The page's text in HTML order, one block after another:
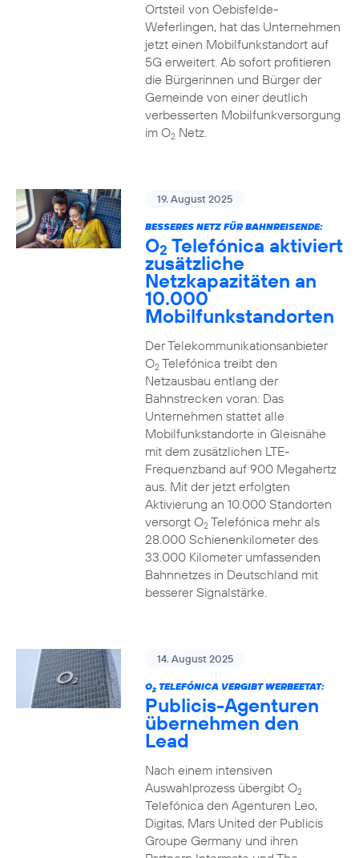
Ortsteil von Oebisfelde-
Weferlingen, hat das Unternehmen
jetzt einen Mobilfunkstandort auf
5G erweitert. Ab sofort profitieren
die Bürgerinnen und Bürger der
Gemeinde von einer deutlich
verbesserten Mobilfunkversorgung
im O2Netz.
19. August 2025
BESSERES NETZ FÜR BAHNREISENDE:
O2 Telefónica aktiviert
zusätzliche
Netzkapazitäten an
10.000
Mobilfunkstandorten
Der Telekommunikationsanbieter
O2Telefónica treibt den
Netzausbau entlang der
Bahnstrecken voran: Das
Unternehmen stattet alle
Mobilfunkstandorte in Gleisnähe
mit dem zusätzlichen LTE-
Frequenzband auf 900 Megahertz
aus. Mit der jetzt erfolgten
Aktivierung an 10.000 Standorten
versorgt O2Telefónica mehr als
28.000 Schienenkilometer des
33.000 Kilometer umfassenden
Bahnnetzes in Deutschland mit
besserer Signalstärke.
14. August 2025
O2TELEFÓNICA VERGIBT WERBEETAT:
Publicis-Agenturen
übernehmen den
Lead
Nach einem intensiven
Auswahlprozess übergibt O2
Telefónica den Agenturen Leo,
Digitas, Mars United der Publicis
Groupe Germany und ihren